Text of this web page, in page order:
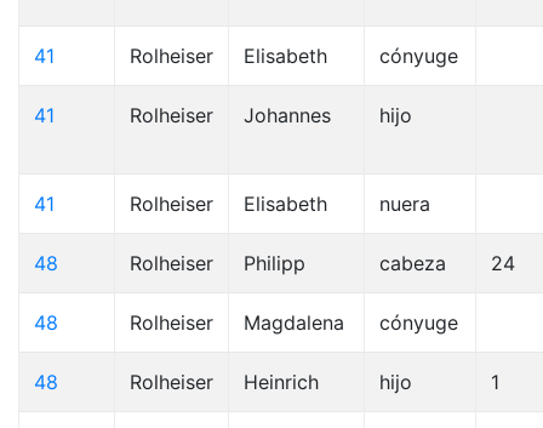
41 Rolheiser Elisabeth cónyuge
41 Rolheiser Johannes hijo
41 Rolheiser Elisabeth nuera
48 Rolheiser Philipp cabeza 24
48 Rolheiser Magdalena cónyuge
48 Rolheiser Heinrich hijo 1